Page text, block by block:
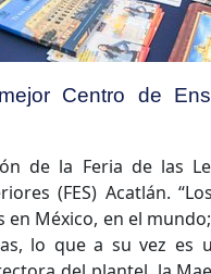
Centro de
de la Feria de las
(FES) Acatlán.
en México, en el
lo que a su vez es